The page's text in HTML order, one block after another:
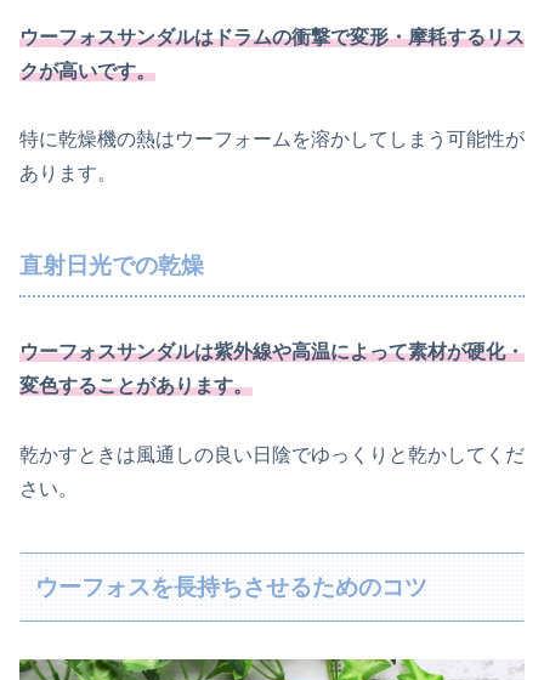
ウーフォスサンダルはドラムの衝撃で変形・摩耗するリス
クが高いです。
特に乾燥機の熱はウーフォームを溶かしてしまう可能性が
あります。
直射日光での乾燥
ウーフォスサンダルは紫外線や高温によって素材が硬化・
変色することがあります。
乾かすときは風通しの良い日陰でゆっくりと乾かしてくだ
さい。
ウーフォスを長持ちさせるためのコツ